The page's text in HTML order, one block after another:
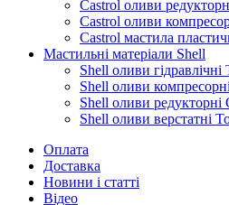
Castrol оливи
Castrol оливи
Castrol мастила
Мастильні матеріали Shell
Shell оливи гідравлічні
Shell оливи
Shell оливи редукторні
Shell оливи верстатні
Оплата
Доставка
Новини і статті
Відео